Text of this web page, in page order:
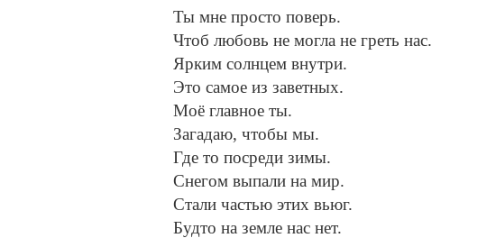
Ты мне просто поверь.
Чтоб любовь не могла не греть нас.
Ярким солнцем внутри.
Это самое из заветных.
Моё главное ты.
Загадаю, чтобы мы.
Где то посреди зимы.
Снегом выпали на мир.
Стали частью этих вьюг.
Будто на земле нас нет.